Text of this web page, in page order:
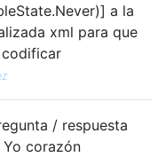
a la
xml para que
/ respuesta
Yo corazón